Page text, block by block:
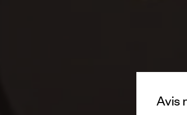
Avis